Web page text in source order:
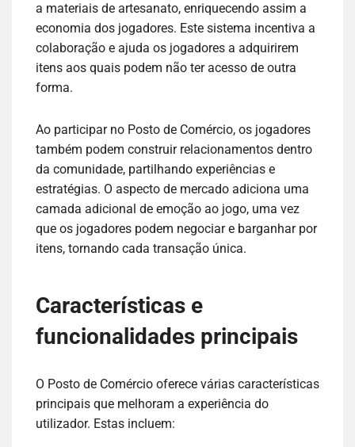
a materiais de artesanato, enriquecendo assim a
economia dos jogadores. Este sistema incentiva a
colaboração e ajuda os jogadores a adquirirem
itens aos quais podem não ter acesso de outra
forma.
Ao participar no Posto de Comércio, os jogadores
também podem construir relacionamentos dentro
da comunidade, partilhando experiências e
estratégias. O aspecto de mercado adiciona uma
camada adicional de emoção ao jogo, uma vez
que os jogadores podem negociar e barganhar por
itens, tornando cada transação única.
Características e
funcionalidades principais
O Posto de Comércio oferece várias características
principais que melhoram a experiência do
utilizador. Estas incluem: